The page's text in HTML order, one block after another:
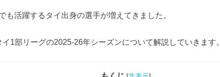
も活躍するタイ出身の選手が増えてきました。
1部リーグの2025-26年シーズンについて解説していきます。